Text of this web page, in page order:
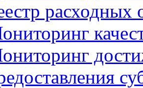
расходных